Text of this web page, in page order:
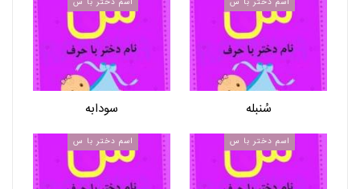
سُنبله سودابه
اسم دختر با س اسم دختر با س